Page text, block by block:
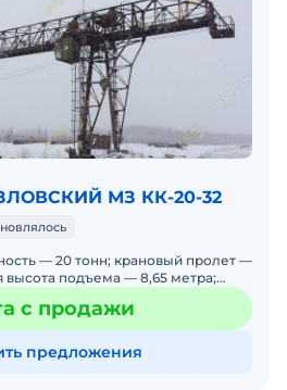
МЗ КК-20-32
— 20 тонн; крановый пролет —
высота подъема — 8,65 метра;
7 метров; скорость подъ
с продажи
предложения